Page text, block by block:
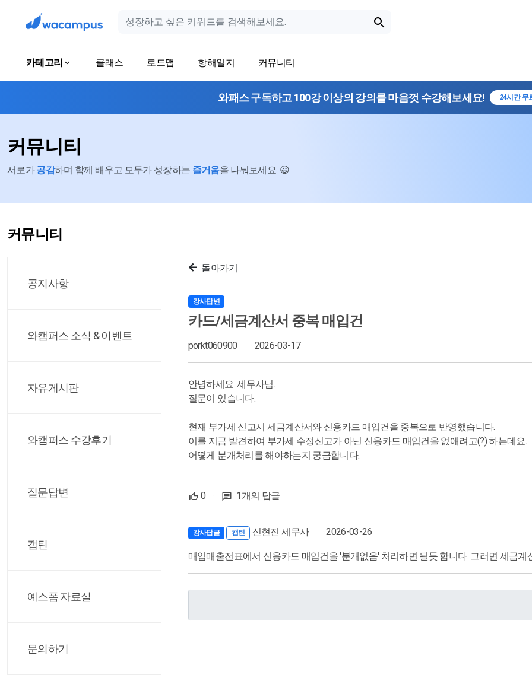
카테고리 클래스 로드맵 항해일지 커뮤니티
와패스 구독하고 100강 이상의 강의를 마음껏 수강해보세요! 24시간 무
커뮤니티
서로가공감하며 함께 배우고 모두가 성장하는 즐거움을 나눠보세요. 😃
커뮤니티
공지사항
와캠퍼스 소식 & 이벤트
자유게시판
와캠퍼스 수강후기
질문답변
캡틴
예스폼 자료실
문의하기
돌아가기
강사답변
카드/세금계산서 중복 매입건
porkt060900 · 2026-03-17
안녕하세요. 세무사님.
질문이 있습니다.
현재 부가세 신고시 세금계산서와 신용카드 매입건을 중복으로 반영했습니다.
이를 지금 발견하여 부가세 수정신고가 아닌 신용카드 매입건을 없애려고(?) 하는데요.
어떻게 분개처리를 해야하는지 궁금합니다.
0 · 1개의 답글
강사답글 캡틴 신현진 세무사 · 2026-03-26
매입매출전표에서 신용카드 매입건을 '분개없음' 처리하면 될듯 합니다. 그러면 세금계